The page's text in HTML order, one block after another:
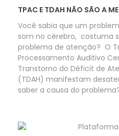
TPAC E TDAH NÃO SÃO A
Você sabia que um
som no cérebro, costuma
problema de atenção? O
Processamento Auditivo
Transtorno do Déficit de
(TDAH) manifestam
saber a causa do